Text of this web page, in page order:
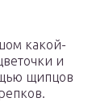
какой-
и
щипцов